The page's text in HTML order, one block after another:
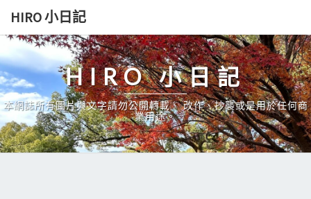
Skip
content
HIRO 小日記
HIRO 小日記
本網誌所有圖片與文字請勿公開轉載、 改作、抄襲或是用於任何商
業用途。